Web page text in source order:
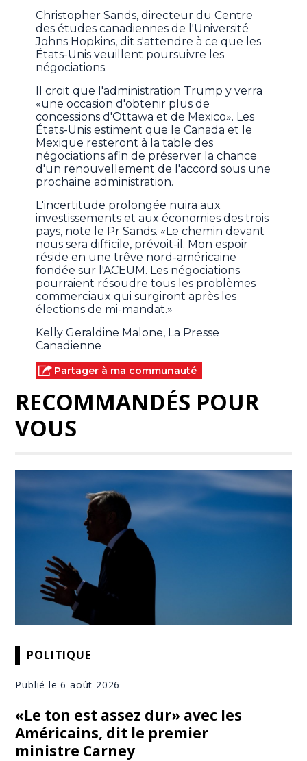
Christopher Sands, directeur du Centre
des études canadiennes de l'Université
Johns Hopkins, dit s'attendre à ce que les
États-Unis veuillent poursuivre les
négociations.
Il croit que l'administration Trump y verra
«une occasion d'obtenir plus de
concessions d'Ottawa et de Mexico». Les
États-Unis estiment que le Canada et le
Mexique resteront à la table des
négociations afin de préserver la chance
d'un renouvellement de l'accord sous une
prochaine administration.
L'incertitude prolongée nuira aux
investissements et aux économies des trois
pays, note le Pr Sands. «Le chemin devant
nous sera difficile, prévoit-il. Mon espoir
réside en une trêve nord-américaine
fondée sur l'ACEUM. Les négociations
pourraient résoudre tous les problèmes
commerciaux qui surgiront après les
élections de mi-mandat.»
Kelly Geraldine Malone, La Presse
Canadienne
Partager à ma communauté
RECOMMANDÉS POUR
VOUS
POLITIQUE
Publié le 6 août 2026
«Le ton est assez dur» avec les
Américains, dit le premier
ministre Carney